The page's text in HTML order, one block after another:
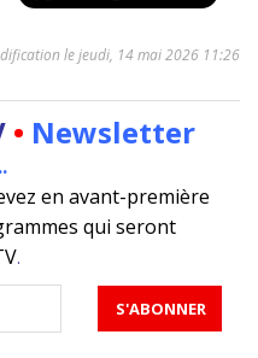
le jeudi, 14 mai 2026 11:26
• Newsletter
en avant-première
qui seront
.